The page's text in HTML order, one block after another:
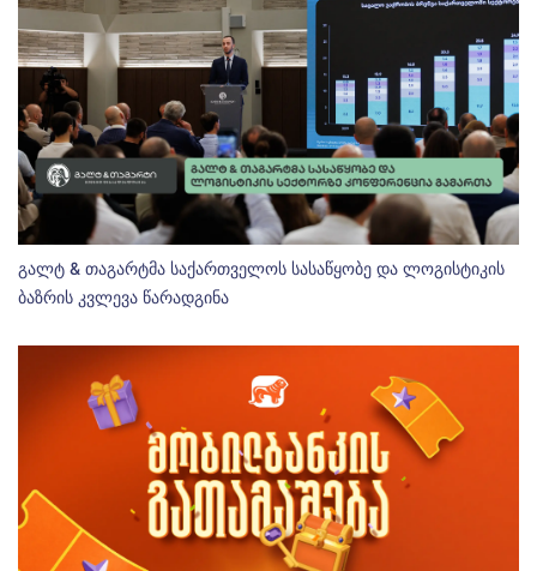
გალტ & თაგარტმა საქართველოს სასაწყობე და ლოგისტიკის
ბაზრის კვლევა წარადგინა